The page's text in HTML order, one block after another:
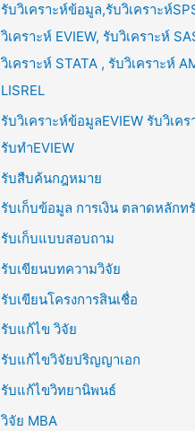
รับวิเคราะห์ข้อมูล,รับวิเคราะห์
วิเคราะห์ EVIEW, รับวิเคราะห์
วิเคราะห์ STATA , รับวิเคราะห์
LISREL
รับวิเคราะห์ข้อมูลEVIEW รับวิเคร
รับทำEVIEW
รับสืบค้นกฎหมาย
รับเก็บข้อมูล การเงิน ตลาดหลักท
รับเก็บแบบสอบถาม
รับเขียนบทความวิจัย
รับเขียนโครงการสินเชื่อ
รับแก้ไข วิจัย
รับแก้ไขวิจัยปริญญาเอก
รับแก้ไขวิทยานิพนธ์
วิจัย MBA